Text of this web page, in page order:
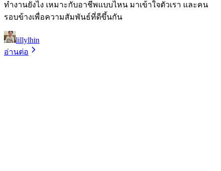
ทำงานยังไง เหมาะกับอาชีพแบบไหน มาเข้าใจตัวเรา และคน
รอบข้างเพื่อความสัมพันธ์ที่ดีขึ้นกัน
lillylhin
อ่านต่อ